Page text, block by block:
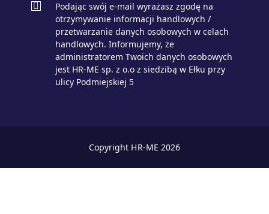
Podając swój e-mail wyrażasz zgodę na
otrzymywanie informacji handlowych /
przetwarzanie danych osobowych w celach
handlowych. Informujemy, że
administratorem Twoich danych osobowych
jest HR-ME sp. z o.o z siedzibą w Ełku przy
ulicy Podmiejskiej 5
Copyright HR-ME 2026